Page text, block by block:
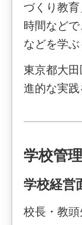
づくり教
時間など
などを学ぶ
東京都大
進的な実践
学校管
学校経営
校長・教